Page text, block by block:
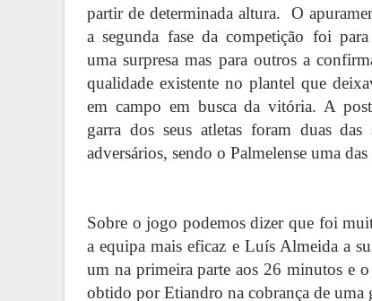
partir de determinada altura.
O
a segunda fase da competição foi
uma surpresa mas para outros a
qualidade existente no plantel que
em campo em busca da vitória. A
garra dos seus atletas foram duas
adversários, sendo o Palmelense uma
Sobre o jogo podemos dizer que foi
a equipa mais eficaz e Luís Almeida a
um na primeira parte aos 26 minutos e
obtido por Etiandro na cobrança de uma